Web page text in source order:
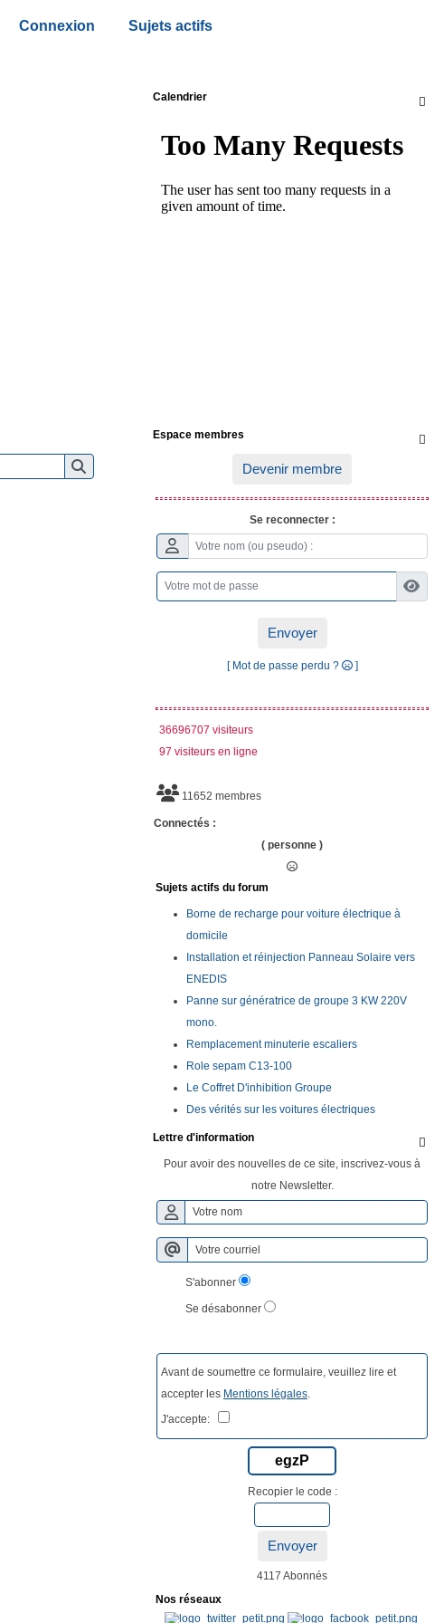
Connexion Sujets actifs

Calendrier

Espace membres
Devenir membre
Se reconnecter :
Envoyer
[ Mot de passe perdu ? ]
36696707 visiteurs
97 visiteurs en ligne
11652 membres
Connectés :
( personne )
Sujets actifs du forum
Borne de recharge pour voiture électrique à
domicile
Installation et réinjection Panneau Solaire vers
ENEDIS
Panne sur génératrice de groupe 3 KW 220V
mono.
Remplacement minuterie escaliers
Role sepam C13-100
Le Coffret D'inhibition Groupe
Des vérités sur les voitures électriques

Lettre d'information
Pour avoir des nouvelles de ce site, inscrivez-vous à
notre Newsletter.
S'abonner
Se désabonner
Avant de soumettre ce formulaire, veuillez lire et
accepter les Mentions légales
J'accepte:
egzP
Recopier le code :
Envoyer
4117 Abonnés
Nos réseaux